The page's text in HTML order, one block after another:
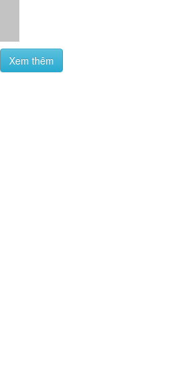
Xem thêm